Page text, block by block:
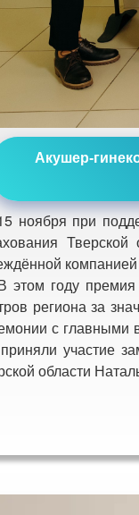
Акушер-
ноября при
году премия
региона за
с главными
участие
области